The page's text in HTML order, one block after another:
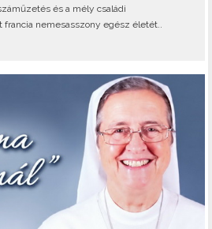
és a mély családi
francia nemesasszony egész életét..